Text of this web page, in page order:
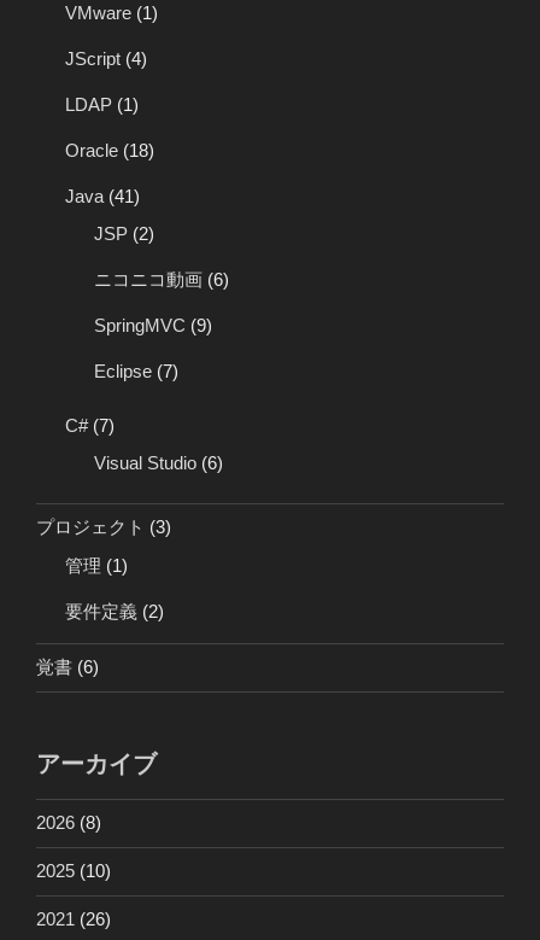
VMware (1)
JScript (4)
LDAP (1)
Oracle (18)
Java (41)
JSP (2)
ニコニコ動画 (6)
SpringMVC (9)
Eclipse (7)
C#(7)
Visual Studio (6)
プロジェクト (3)
管理 (1)
要件定義 (2)
覚書 (6)
アーカイブ
2026 (8)
2025 (10)
2021 (26)